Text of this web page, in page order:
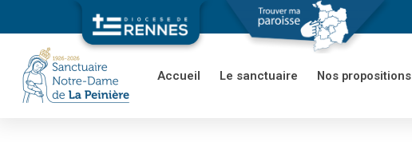
Accueil Le sanctuaire Nos propositions